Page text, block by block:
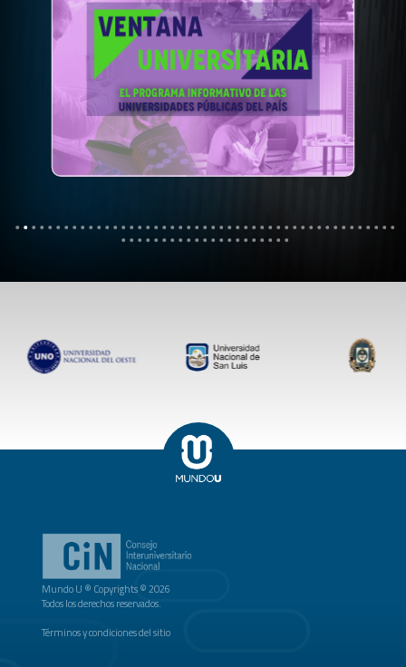
Mundo U ® Copyrights © 2026
Todos los derechos reservados.
Términos y condiciones del sitio